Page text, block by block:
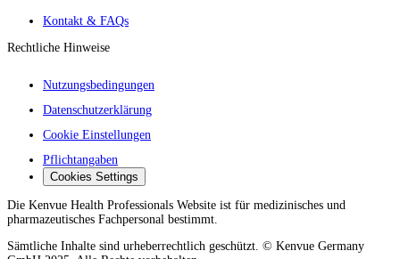
Kontakt & FAQs
Rechtliche Hinweise
Nutzungsbedingungen
Datenschutzerklärung
Cookie Einstellungen
Pflichtangaben
Cookies Settings
Die Kenvue Health Professionals Website ist für medizinisches und
pharmazeutisches Fachpersonal bestimmt.
Sämtliche Inhalte sind urheberrechtlich geschützt. © Kenvue Germany